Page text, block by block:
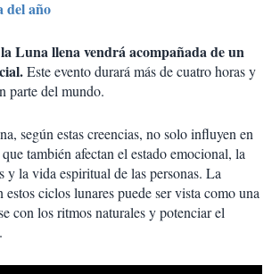
del año
Luna llena vendrá acompañada de un
Este evento durará más de cuatro horas y
parte del mundo.
según estas creencias, no solo influyen en
también afectan el estado emocional, la
y la vida espiritual de las personas. La
ciclos lunares puede ser vista como una
con los ritmos naturales y potenciar el